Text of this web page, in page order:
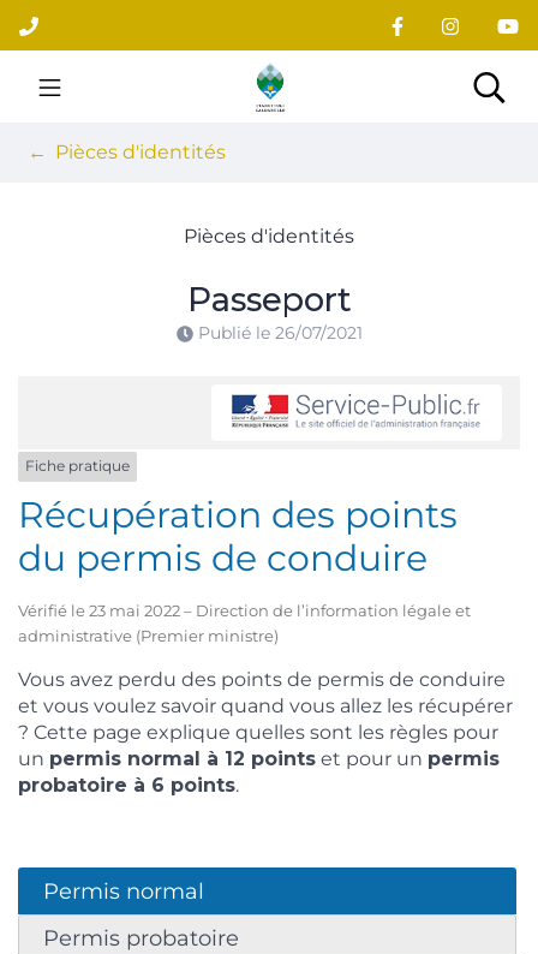
Aller
au
contenu
Site officiel du village
Pièces d'identités
Pièces d'identités
Passeport
Publié le 26/07/2021
Fiche pratique
Récupération des points
du permis de conduire
Vérifié le 23 mai 2022 – Direction de l’information légale et
administrative (Premier ministre)
Vous avez perdu des points de permis de conduire
et vous voulez savoir quand vous allez les récupérer
? Cette page explique quelles sont les règles pour
un permis normal à 12 points et pour un permis
probatoire à 6 points.
Permis normal
Permis probatoire